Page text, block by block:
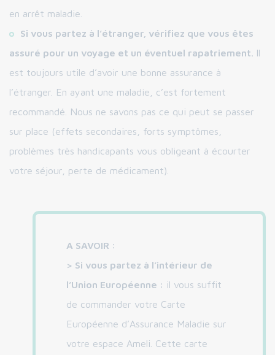
en arrêt maladie.
Si vous partez à l’étranger, vérifiez que vous êtes
assuré pour un voyage et un éventuel rapatriement. Il
est toujours utile d’avoir une bonne assurance à
l’étranger. En ayant une maladie, c’est fortement
recommandé. Nous ne savons pas ce qui peut se passer
sur place (effets secondaires, forts symptômes,
problèmes très handicapants vous obligeant à écourter
votre séjour, perte de médicament).
A SAVOIR :
> Si vous partez à l’intérieur de
l’Union Européenne : il vous suffit
de commander votre Carte
Européenne d’Assurance Maladie sur
votre espace Ameli. Cette carte